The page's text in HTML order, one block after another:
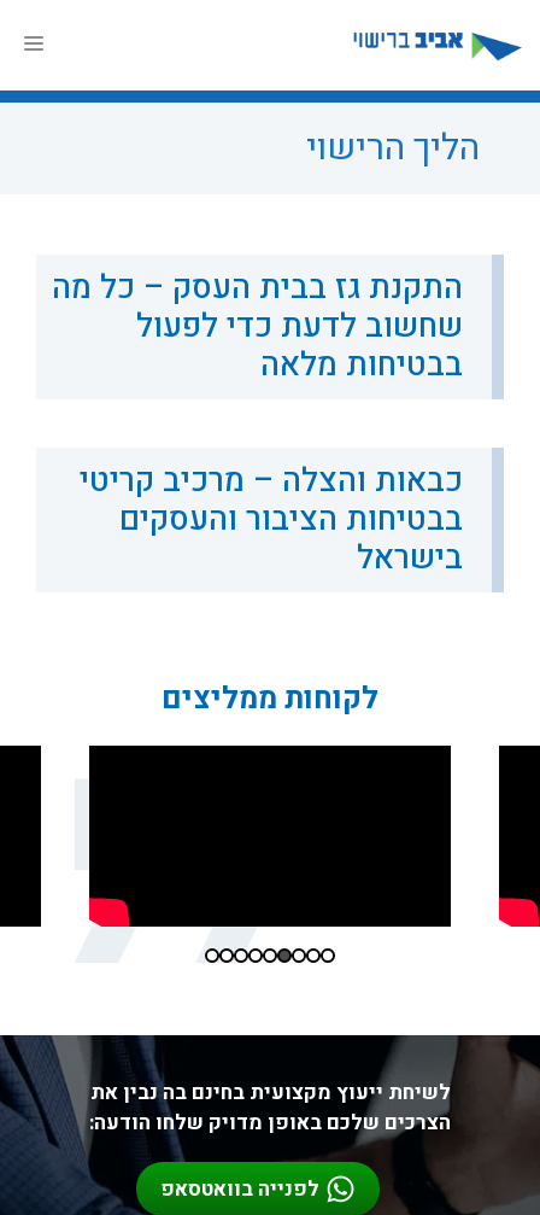
לתוכן
הליך הרישוי
התקנת גז בבית העסק – כל מה
שחשוב לדעת כדי לפעול
בבטיחות מלאה
כבאות והצלה – מרכיב קריטי
בבטיחות הציבור והעסקים
בישראל
לקוחות ממליצים
לשיחת ייעוץ מקצועית בחינם בה נבין את
הצרכים שלכם באופן מדויק שלחו הודעה:
לפנייה בוואטסאפ